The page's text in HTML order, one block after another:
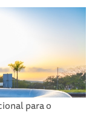
para o